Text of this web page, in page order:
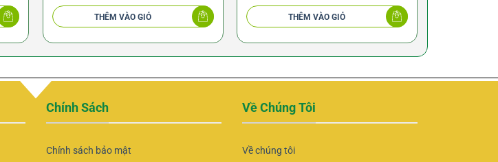
THÊM VÀO GIỎ THÊM VÀO GIỎ
Chính Sách
Chính sách bảo mật
Về Chúng Tôi
Về chúng tôi